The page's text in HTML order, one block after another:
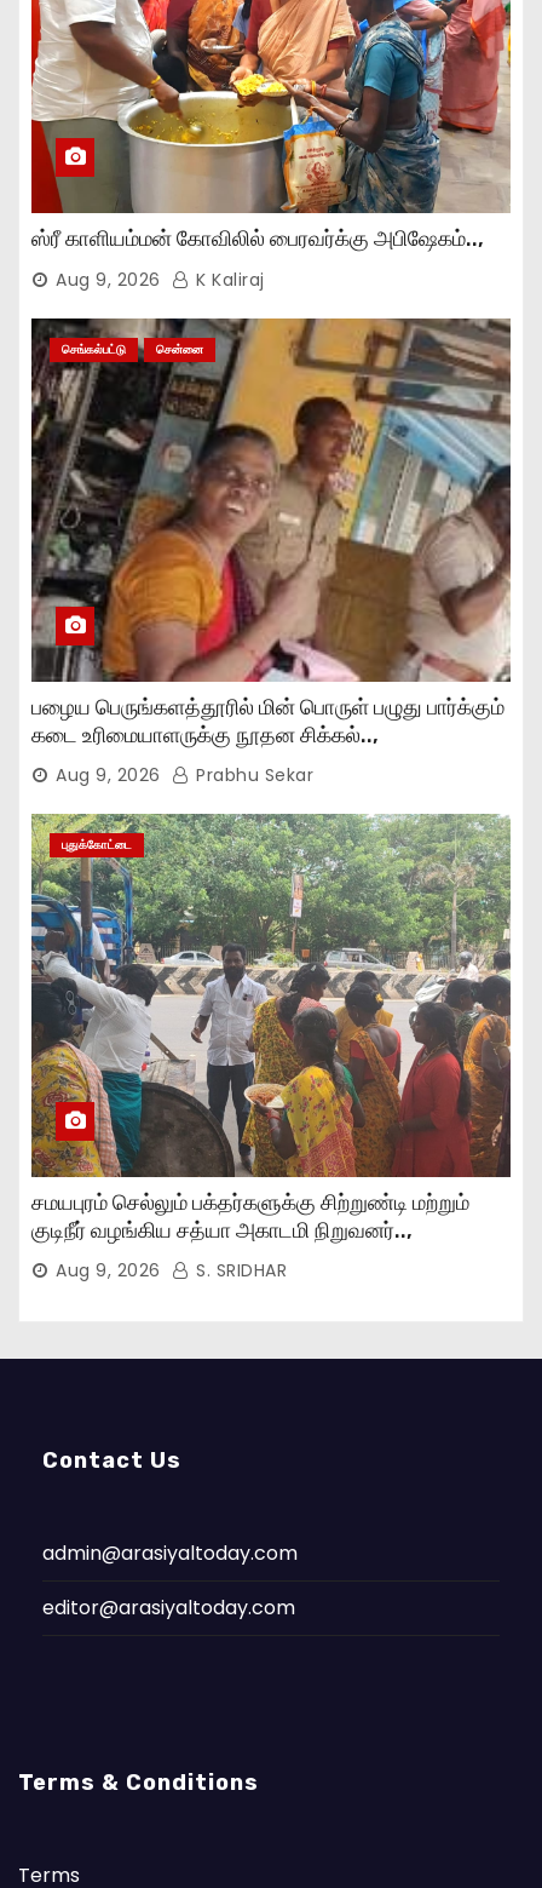
ஸ்ரீ காளியம்மன் கோவிலில் பைரவர்க்கு அபிஷேகம்..,
Aug 9, 2026 K Kaliraj
செங்கல்பட்டு சென்னை
பழைய பெருங்களத்தூரில் மின் பொருள் பழுது பார்க்கும்
கடை உரிமையாளருக்கு நூதன சிக்கல்..,
Aug 9, 2026 Prabhu Sekar
புதுக்கோட்டை
சமயபுரம் செல்லும் பக்தர்களுக்கு சிற்றுண்டி மற்றும்
குடிநீர் வழங்கிய சத்யா அகாடமி நிறுவனர்..,
Aug 9, 2026 S. SRIDHAR
Contact Us
admin@arasiyaltoday.com
editor@arasiyaltoday.com
Terms & Conditions
Terms